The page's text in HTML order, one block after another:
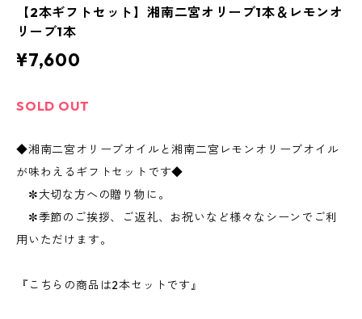
【2本ギフトセット】湘南二宮オリーブ1本＆レモンオ
リーブ1本
¥7,600
SOLD OUT
◆湘南二宮オリーブオイルと湘南二宮レモンオリーブオイル
が味わえるギフトセットです◆
✼大切な方への贈り物に。
✼季節のご挨拶、ご返礼、お祝いなど様々なシーンでご利
用いただけます。
『こちらの商品は2本セットです』